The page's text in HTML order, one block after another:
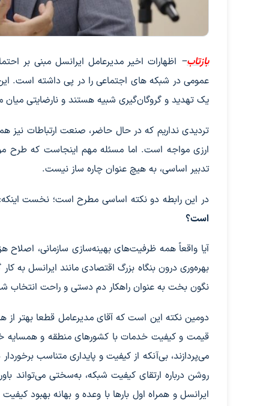
بازتاب– اظهارات اخیر مدیرعامل ایرانسل مبنی بر
عمومی در شبکه های اجتماعی را در پی داشته است. این
یک تهدید و گروگان‌گیری شبیه هستند و نارضایتی میان
تردیدی نداریم که در حال حاضر، صنعت ارتباطات نیز
ارزی مواجه است. اما مسئله مهم اینجاست که طرح
تدبیر اساسی، به هیچ عنوان چاره ساز نیست.
در این رابطه دو نکته اساسی مطرح است؛ نخست
است؟
آیا واقعاً همه ظرفیت‌های بهینه‌سازی سازمانی، اصلاح
بهره‌وری درون بنگاه بزرگ اقتصادی مانند ایرانسل به
نگون بخت به عنوان راهکار دم دستی و راحت انتخاب
دومین نکته این است که آقای مدیرعامل قطعا بهتر از
قیمت و کیفیت خدمات با کشورهای منطقه و همسایه
می‌پردازند، بی‌آنکه از کیفیت و پایداری متناسب
روشن درباره ارتقای کیفیت شبکه، به‌سختی می‌تواند
ایرانسل و همراه اول بارها با وعده و بهانه بهبود